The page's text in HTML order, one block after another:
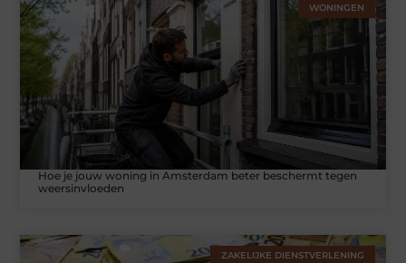
WONINGEN
Hoe je jouw woning in Amsterdam beter beschermt tegen
weersinvloeden
ZAKELIJKE DIENSTVERLENING